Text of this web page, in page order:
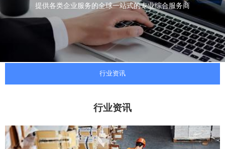
提供各类企业服务的全球一站式的专业综合服务商
行业资讯
行业资讯